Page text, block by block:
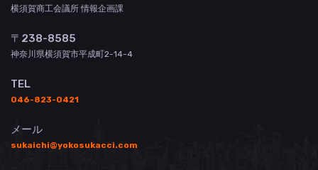
横須賀商工会議所 情報企画課
〒238-8585
神奈川県横須賀市平成町2-14-4
TEL
046-823-0421
メール
sukaichi@yokosukacci.com